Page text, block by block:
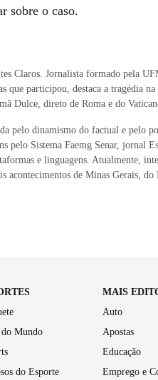
sobre o caso.
Claros. Jornalista formado pela
que participou, destaca a tragédia na
Dulce, direto de Roma e do
pelo dinamismo do factual e pelo
pelo Sistema Faemg Senar, jornal
e linguagens. Atualmente,
acontecimentos de Minas Gerais,
do Mundo
do Esporte
MAIS
Auto
Apostas
Educação
Emprego e